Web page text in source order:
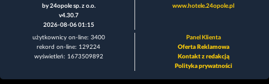
by 24opole sp. z o.o.
v4.30.7
2026-08-06 01:15
www.hotele.24opole.pl
użytkownicy on-line: 3400
rekord on-line: 129224
wyświetleń: 1673509892
Panel Klienta
Oferta Reklamowa
Kontakt z redakcją
Polityka prywatności